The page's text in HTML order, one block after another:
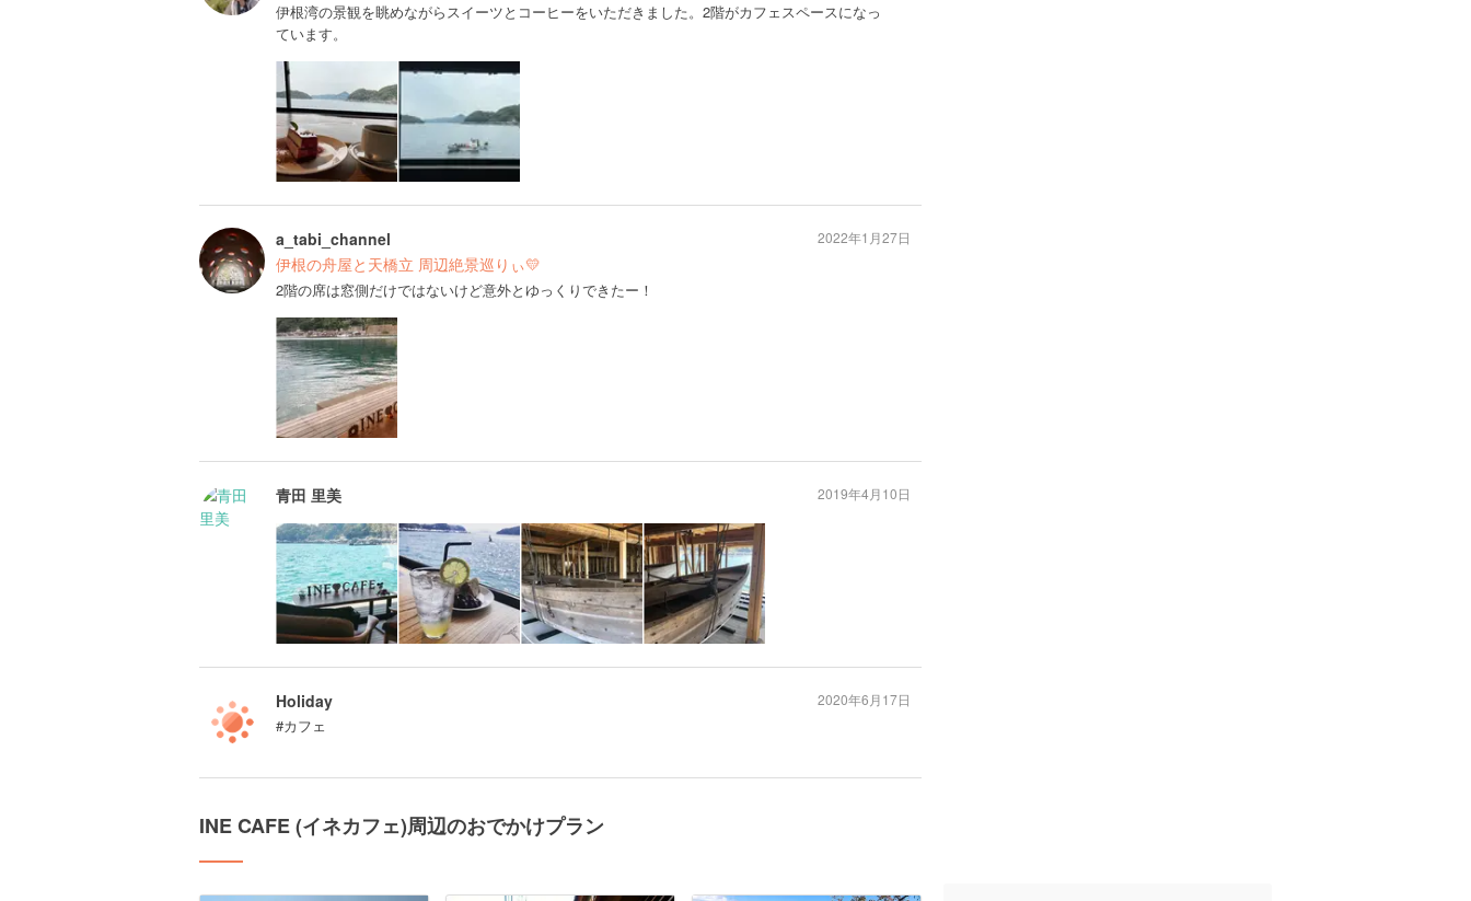
伊根湾の景観を眺めながらスイーツとコーヒーをいただきました。2階がカフェスペースになっ
ています。
a_tabi_channel
伊根の舟屋と天橋立 周辺絶景巡りぃ💛
2階の席は窓側だけではないけど意外とゆっくりできたー！
2022年1月27日
青田 里美 2019年4月10日
Holiday
#カフェ
2020年6月17日
INE CAFE (イネカフェ)周辺のおでかけプラン